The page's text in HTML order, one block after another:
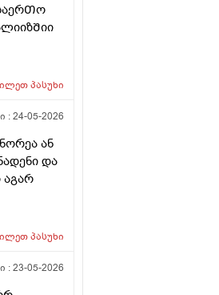
პასუხი
:24-05-2026
ან
და
აგარ
პასუხი
:23-05-2026